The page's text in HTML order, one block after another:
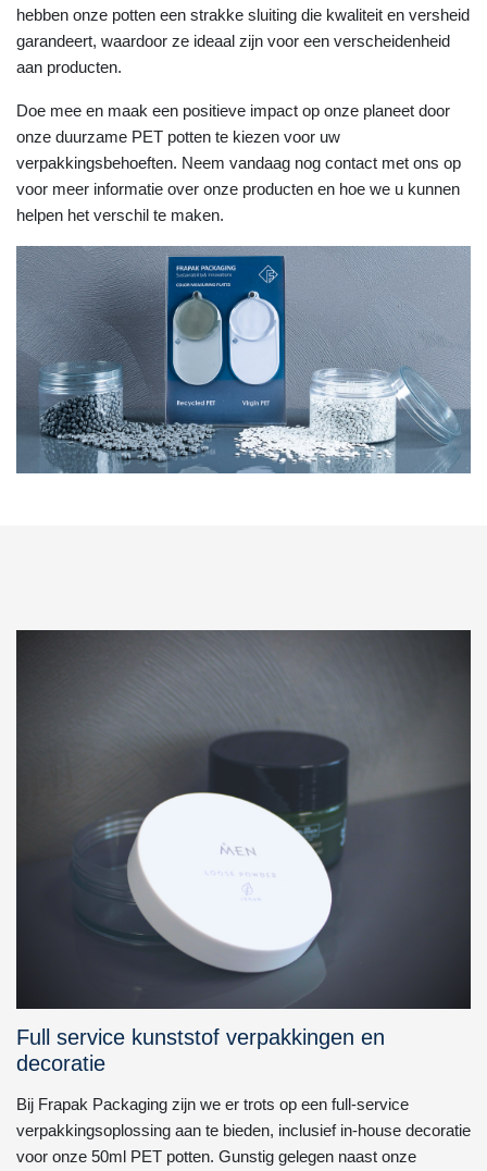
hebben onze potten een strakke sluiting die kwaliteit en versheid
garandeert, waardoor ze ideaal zijn voor een verscheidenheid
aan producten.
Doe mee en maak een positieve impact op onze planeet door
onze duurzame PET potten te kiezen voor uw
verpakkingsbehoeften. Neem vandaag nog contact met ons op
voor meer informatie over onze producten en hoe we u kunnen
helpen het verschil te maken.
Full service kunststof verpakkingen en
decoratie
Bij Frapak Packaging zijn we er trots op een full-service
verpakkingsoplossing aan te bieden, inclusief in-house decoratie
voor onze 50ml PET potten. Gunstig gelegen naast onze